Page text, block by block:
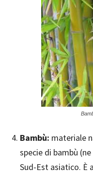
Bambù: materiale
specie di bambù
Sud-Est asiatico. È